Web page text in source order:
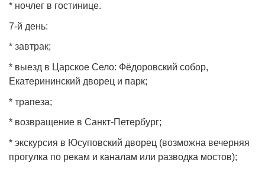
* ночлег в гостинице.
7‑й день:
* завтрак;
* выезд в Царское Село: Фёдоровский собор,
Екатерининский дворец и парк;
* трапеза;
* возвращение в Санкт‑Петербург;
* экскурсия в Юсуповский дворец (возможна вечерняя
прогулка по рекам и каналам или разводка мостов);